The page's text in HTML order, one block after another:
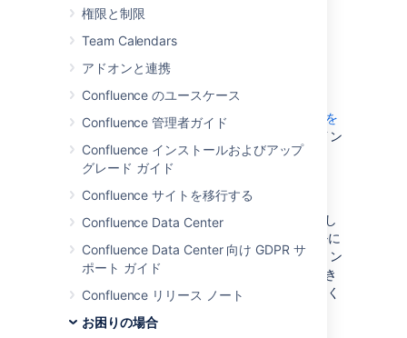
権限と制限
Team Calendars
アドオンと連携
Confluence のユースケース
Confluence 管理者ガイド
Confluence インストールおよびアップ
グレード ガイド
Confluence サイトを移行する
Confluence Data Center
Confluence Data Center 向け GDPR サ
ポート ガイド
Confluence リリース ノート
お困りの場合
センスが必要となります。
On this page:
JVM で YourKit を構成する
お使いのプラットフォーム向けの
YourKit 6.0 を
し、インストール手順に従ってイン
ストールしてください。
注: YourKit バージョン 7 には、Confluence
YourKit プラグインとの互換性はありません。
次の説明は、Oracle (以前の Sun) JDK を使用し
た Confluence および Tomcat のインストールに
適用されます。これらは、他のアプリケーション
サーバーや JVM では簡単に適用することができ
ます。詳細は YourKit ドキュメントを参照してく